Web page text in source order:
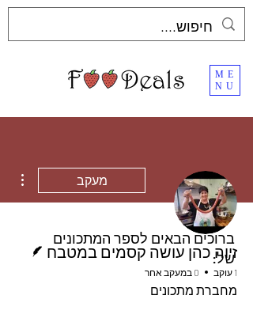
ME
NU
מעקב
זיוה כהן עושה קסמים במטבח
1 עוקב 0 במעקב אחר
מחברת מתכונים
ברוכים הבאים לספר המתכונים
של: